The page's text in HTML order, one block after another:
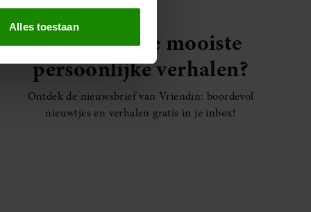
te bieden en om ons
partners voor social
die u aan ze heeft
met onze cookies als u
Alles toestaan
Elke week de mooiste
persoonlijke verhalen?
Ontdek de nieuwsbrief van Vriendin: boordevol
nieuwtjes en verhalen gratis in je inbox!